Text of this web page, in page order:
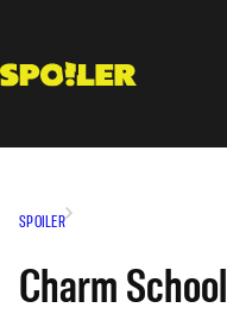
contenido
SPOILER
Charm School